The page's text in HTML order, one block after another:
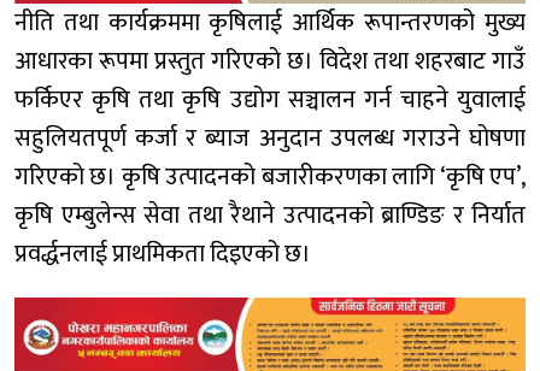
नीति तथा कार्यक्रममा कृषिलाई आर्थिक रूपान्तरणको मुख्य
आधारका रूपमा प्रस्तुत गरिएको छ। विदेश तथा शहरबाट गाउँ
फर्किएर कृषि तथा कृषि उद्योग सञ्चालन गर्न चाहने युवालाई
सहुलियतपूर्ण कर्जा र ब्याज अनुदान उपलब्ध गराउने घोषणा
गरिएको छ। कृषि उत्पादनको बजारीकरणका लागि ‘कृषि एप’,
कृषि एम्बुलेन्स सेवा तथा रैथाने उत्पादनको ब्राण्डिङ र निर्यात
प्रवर्द्धनलाई प्राथमिकता दिइएको छ।